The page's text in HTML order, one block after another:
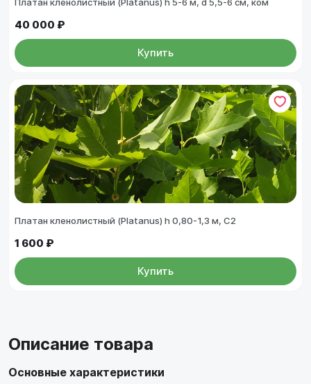
40 000 ₽
Купить
Платан кленолистный (Platanus) h 0,80-1,3 м, С2
1 600 ₽
Купить
Описание товара
Основные характеристики